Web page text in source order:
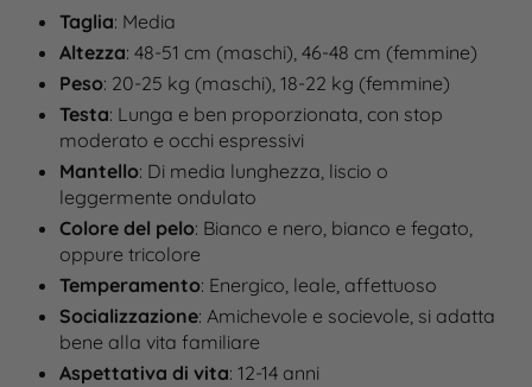
Taglia: Media
Altezza: 48-51 cm (maschi), 46-48 cm (femmine)
Peso: 20-25 kg (maschi), 18-22 kg (femmine)
Testa: Lunga e ben proporzionata, con stop
moderato e occhi espressivi
Mantello: Di media lunghezza, liscio o
leggermente ondulato
Colore del pelo: Bianco e nero, bianco e fegato,
oppure tricolore
Temperamento: Energico, leale, affettuoso
Socializzazione: Amichevole e socievole, si adatta
bene alla vita familiare
Aspettativa di vita: 12-14 anni